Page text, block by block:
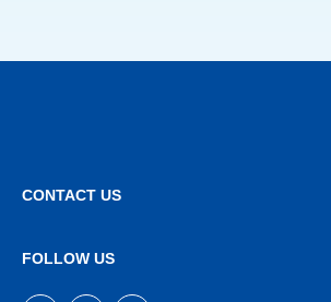
CONTACT US
FOLLOW US